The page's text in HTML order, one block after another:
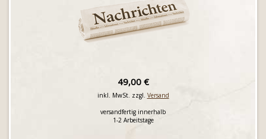
49,00 €
inkl. MwSt. zzgl. Versand
versandfertig innerhalb
1-2 Arbeitstage